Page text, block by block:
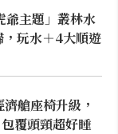
爺主題」叢林水
玩水＋4大順遊
艙座椅升級，
覆頭頸超好睡